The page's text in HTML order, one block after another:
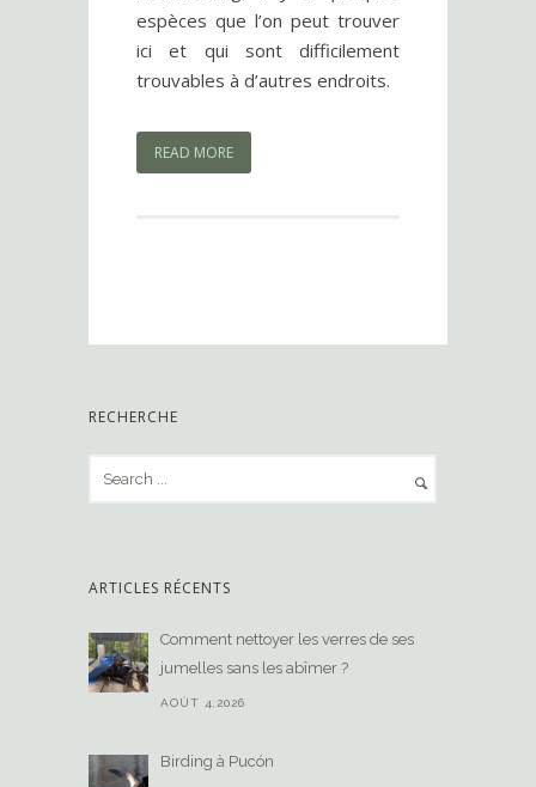
espèces que l’on peut trouver
ici et qui sont difficilement
trouvables à d’autres endroits.
READ MORE
RECHERCHE
ARTICLES RÉCENTS
Comment nettoyer les verres de ses
jumelles sans les abîmer ?
AOÛT 4,2026
Birding à Pucón